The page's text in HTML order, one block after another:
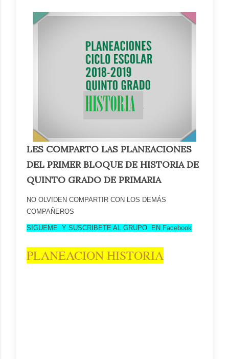
LES COMPARTO LAS PLANEACIONES
DEL PRIMER BLOQUE DE HISTORIA DE
QUINTO GRADO DE PRIMARIA
NO OLVIDEN COMPARTIR CON LOS DEMÁS
COMPAÑEROS
SIGUEME Y SUSCRIBETE AL GRUPO EN Facebook
PLANEACION HISTORIA